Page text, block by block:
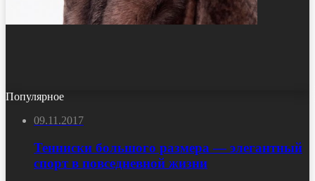
Популярное
09.11.2017
Тенниски большого размера — элегантный
спорт в повседневной жизни